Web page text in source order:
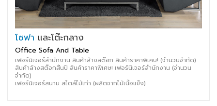
โซฟา และโต๊ะกลาง
Office Sofa And Table
เฟอร์นิเจอร์สำนักงาน สินค้าล้างสต๊อก สินค้าราคาพิเศษ! (จำนวนจำกัด)
สินค้าล้างสต๊อกสิ้นปี สินค้าราคาพิเศษ! เฟอร์นิเจอร์สำนักงาน (จำนวน
จำกัด)
เฟอร์นิเจอร์สนาม สไตล์ไม้เก่า (ผลิตจากไม้เนื้อแข็ง)